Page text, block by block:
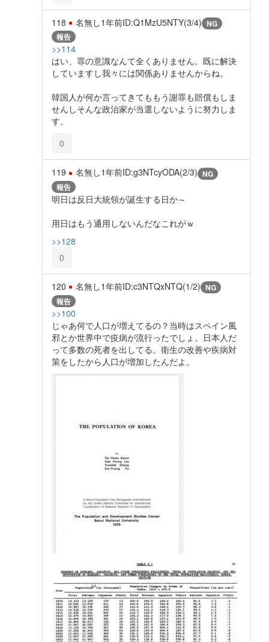
118 名無し1年前ID:Q1MzU5NTY(3/4) NG
報告
>>114
はい、罪の意識なんて全くありません。既に解決
していますし我々には関係ありませんからね。
韓国人が何か言ってきてももう謝罪も賠償もしま
せんしそんな政治家が当選しないように努力しま
す。
0
119 名無し1年前ID:g3NTcyODA(2/3) NG
報告
明日は反日大統領が誕生する日か～
用日はもう通用しないんだなこれがｗ
>>128
0
120 名無し1年前ID:c3NTQxNTQ(1/2) NG
報告
>>100
じゃあ何で人口が増えてるの？当時はスペイン風
邪とか世界中で疫病が流行ったでしょ。日本人だ
って多数の死者を出してる。衛生の改善や疾病対
策をしたから人口が増加したんだよ。